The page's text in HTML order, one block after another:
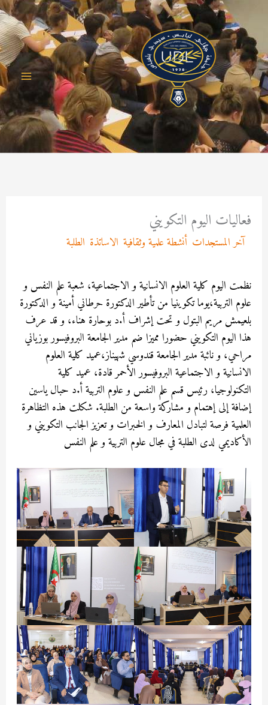
المحتوى
فعاليات اليوم التكويني
/آخر المستجدات أنشطة علمية وثقافية, الاساتذة الطلبة/ بواسطة
نظمت اليوم كلية العلوم الانسانية و الاجتماعية، شعبة علم النفس و
علوم التربية،يوما تكوينيا من تأطير الدكتورة حرطاني أمينة و الدكتورة
بلعيمش مريم البتول و تحت إشراف أ.د بوحارة هناء، و قد عرف
هذا اليوم التكويني حضورا مميزا ضم مدير الجامعة البروفيسور بوزياني
مراحي، و نائبة مدير الجامعة قندوسي شهيناز،عميد كلية العلوم
الانسانية و الاجتماعية البروفيسور الأحمر قادة، عميد كلية
التكنولوجيا، رئيس قسم علم النفس و علوم التربية أ.د حبال ياسين
إضافة إلى إهتمام و مشاركة واسعة من الطلبة. شكلت هذه التظاهرة
العلمية فرصة لتبادل المعارف و الخبرات و تعزيز الجانب التكويني و
الأكاديمي لدى الطلبة في مجال علوم التربية و علم النفس